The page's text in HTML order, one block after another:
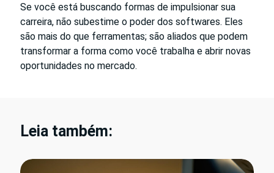
Se você está buscando formas de impulsionar sua
carreira, não subestime o poder dos softwares. Eles
são mais do que ferramentas; são aliados que podem
transformar a forma como você trabalha e abrir novas
oportunidades no mercado.
Leia também: